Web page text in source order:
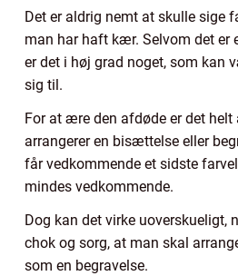
Det er aldrig nemt at skulle sige
man har haft kær. Selvom det er
er det i høj grad noget, som
sig til.
For at ære den afdøde er det
arrangerer en bisættelse eller
får vedkommende et sidste
mindes vedkommende.
Dog kan det virke uoverskueligt,
chok og sorg, at man skal
som en begravelse.